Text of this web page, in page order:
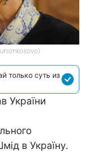
только суть из
України
в Україну.